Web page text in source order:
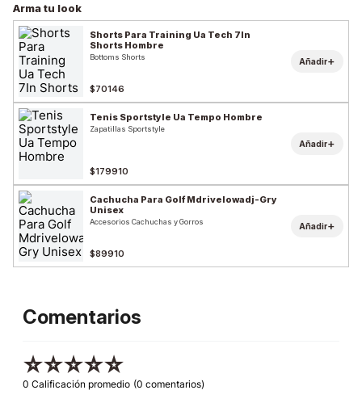
Arma tu look
Shorts Para Training Ua Tech 7In
Shorts Hombre
Bottoms Shorts
$70146
Añadir+
Tenis Sportstyle Ua Tempo Hombre
Zapatillas Sportstyle
$179910
Añadir+
Cachucha Para Golf Mdrivelowadj-Gry
Unisex
Accesorios Cachuchas y Gorros
$89910
Añadir+
Comentarios
☆☆☆☆☆
0 Calificación promedio (0 comentarios)